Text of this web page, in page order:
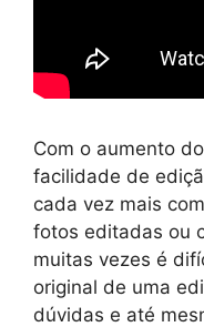
Com o aumento
facilidade de
cada vez mais
fotos editadas ou
muitas vezes é
original de uma
dúvidas e até